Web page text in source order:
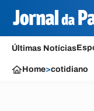
Últimas Notícias
Home>cotidiano